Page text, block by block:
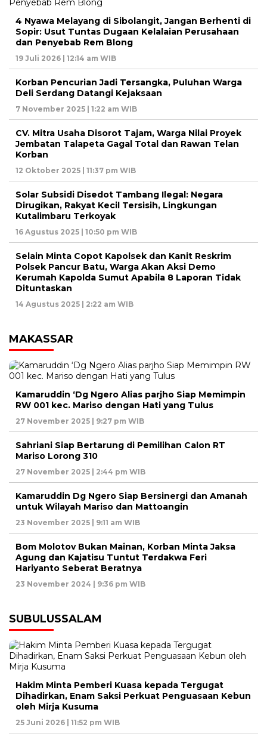
4 Nyawa Melayang di Sibolangit, Jangan Berhenti di
Sopir: Usut Tuntas Dugaan Kelalaian Perusahaan
dan Penyebab Rem Blong
19 Juli 2026 | 12:14 am WIB
Korban Pencurian Jadi Tersangka, Puluhan Warga
Deli Serdang Datangi Kejaksaan
7 November 2025 | 1:22 am WIB
CV. Mitra Usaha Disorot Tajam, Warga Nilai Proyek
Jembatan Talapeta Gagal Total dan Rawan Telan
Korban
12 Oktober 2025 | 11:37 pm WIB
Solar Subsidi Disedot Tambang Ilegal: Negara
Dirugikan, Rakyat Kecil Tersisih, Lingkungan
Kutalimbaru Terkoyak
16 Agustus 2025 | 10:50 pm WIB
Selain Minta Copot Kapolsek dan Kanit Reskrim
Polsek Pancur Batu, Warga Akan Aksi Demo
Kerumah Kapolda Sumut Apabila 8 Laporan Tidak
Dituntaskan
14 Agustus 2025 | 2:22 am WIB
MAKASSAR
Kamaruddin ‘Dg Ngero Alias parjho Siap Memimpin
RW 001 kec. Mariso dengan Hati yang Tulus
27 November 2025 | 9:27 pm WIB
Sahriani Siap Bertarung di Pemilihan Calon RT
Mariso Lorong 310
27 November 2025 | 2:44 pm WIB
Kamaruddin Dg Ngero Siap Bersinergi dan Amanah
untuk Wilayah Mariso dan Mattoangin
23 November 2025 | 9:11 am WIB
Bom Molotov Bukan Mainan, Korban Minta Jaksa
Agung dan Kajatisu Tuntut Terdakwa Feri
Hariyanto Seberat Beratnya
23 November 2024 | 9:36 pm WIB
SUBULUSSALAM
Hakim Minta Pemberi Kuasa kepada Tergugat
Dihadirkan, Enam Saksi Perkuat Penguasaan Kebun
oleh Mirja Kusuma
25 Juni 2026 | 11:52 pm WIB